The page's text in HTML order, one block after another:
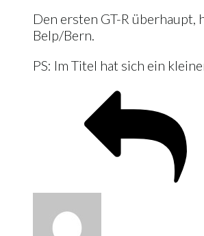
Den ersten GT-R überhaupt,
Belp/Bern.
PS: Im Titel hat sich ein